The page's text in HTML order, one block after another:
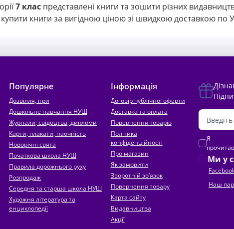
7 клас представлені книги та зошити різних
книги за вигідною ціною зі швидкою доставкою по
Популярне
Дозвілля, ігри
Дошкільне навчання НУШ
Журнали, свідоцтва, дипломи
Карти, плакати, наочність
Новорічні свята
Початкова школа НУШ
Правила дорожнього руху
Розпродаж
Середня та старша школа НУШ
Художня література та
енциклопедії
Інформація
Договір публічної оферти
Доставка та оплата
Повернення товарів
Політика
конфіденційності
Про магазин
Як замовити
Зворотній зв’язок
Повернення товару
Карта сайту
Видавництва
Акції
Ми у
Наш
Я
прочитав